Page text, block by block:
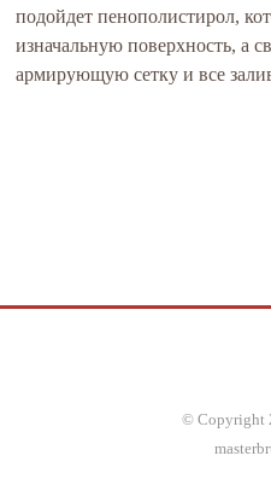
подойдет пенополистирол,
изначальную поверхность, а
армирующую сетку и все
© Copyright